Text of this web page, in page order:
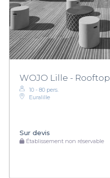
WOJO Lille - Rooftop
10 - 80 pers.
Euralille
Sur devis
Établissement non réservable